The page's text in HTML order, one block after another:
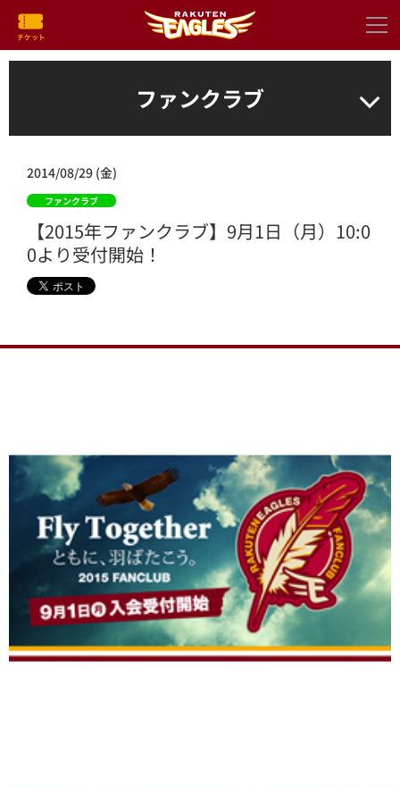
ファンクラブ
2014/08/29 (金)
ファンクラブ
【2015年ファンクラブ】9月1日（月）10:0
0より受付開始！